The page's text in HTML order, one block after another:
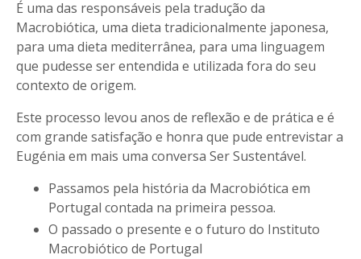
É uma das responsáveis pela tradução da
Macrobiótica, uma dieta tradicionalmente japonesa,
para uma dieta mediterrânea, para uma linguagem
que pudesse ser entendida e utilizada fora do seu
contexto de origem.
Este processo levou anos de reflexão e de prática e é
com grande satisfação e honra que pude entrevistar a
Eugénia em mais uma conversa Ser Sustentável.
Passamos pela história da Macrobiótica em
Portugal contada na primeira pessoa.
O passado o presente e o futuro do Instituto
Macrobiótico de Portugal